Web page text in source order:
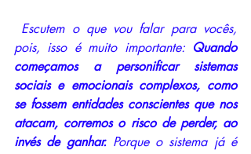
pois, isso é muito importante: Quando
começamos a personificar sistemas
sociais e emocionais complexos, como
se fossem entidades conscientes que nos
atacam, corremos o risco de perder, ao
invés de ganhar. Porque o sistema já é